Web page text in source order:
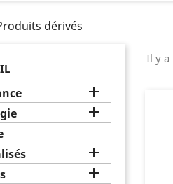
dérivés




Il y a